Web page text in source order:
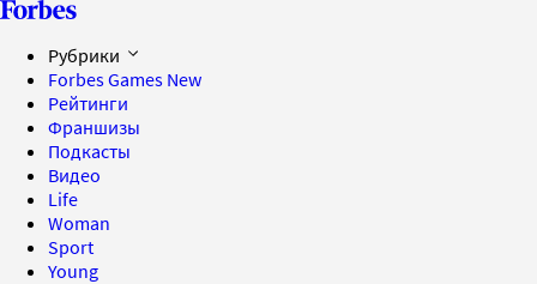
Рубрики
Forbes Games New
Рейтинги
Франшизы
Подкасты
Видео
Life
Woman
Sport
Young